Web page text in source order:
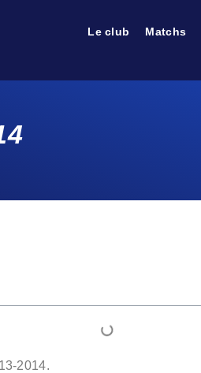
Le club Matchs
2014.